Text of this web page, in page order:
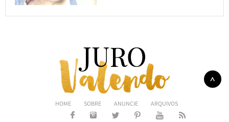
HOME SOBRE ANUNCIE ARQUIVOS